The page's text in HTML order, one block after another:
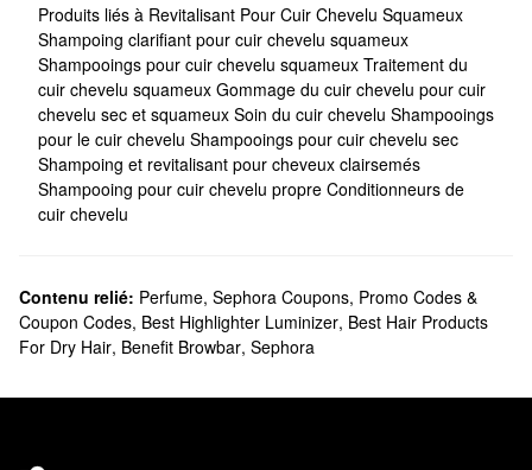
Produits liés à Revitalisant Pour Cuir Chevelu Squameux
Shampoing clarifiant pour cuir chevelu squameux
Shampooings pour cuir chevelu squameux Traitement du
cuir chevelu squameux Gommage du cuir chevelu pour cuir
chevelu sec et squameux Soin du cuir chevelu Shampooings
pour le cuir chevelu Shampooings pour cuir chevelu sec
Shampoing et revitalisant pour cheveux clairsemés
Shampooing pour cuir chevelu propre Conditionneurs de
cuir chevelu
Contenu relié: Perfume, Sephora Coupons, Promo Codes &
Coupon Codes, Best Highlighter Luminizer, Best Hair Products
For Dry Hair, Benefit Browbar, Sephora